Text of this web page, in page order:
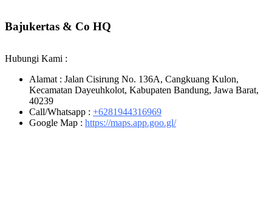
Bajukertas & Co HQ
Hubungi Kami :
Alamat : Jalan Cisirung No. 136A, Cangkuang Kulon,
Kecamatan Dayeuhkolot, Kabupaten Bandung, Jawa Barat,
40239
Call/Whatsapp : +6281944316969
Google Map : https://maps.app.goo.gl/